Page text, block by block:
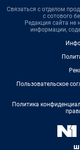
Связаться с отделом
с сотового
Редакция сайта не
информации,
Пользовательское
Политика